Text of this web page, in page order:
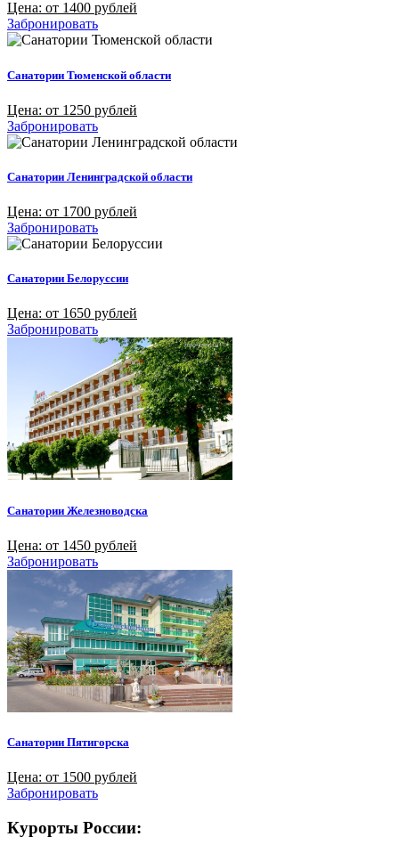
Цена: от 1400 рублей
Забронировать
Санатории Тюменской области
Цена: от 1250 рублей
Забронировать
Санатории Ленинградской области
Цена: от 1700 рублей
Забронировать
Санатории Белоруссии
Цена: от 1650 рублей
Забронировать
Санатории Железноводска
Цена: от 1450 рублей
Забронировать
Санатории Пятигорска
Цена: от 1500 рублей
Забронировать
Курорты России: